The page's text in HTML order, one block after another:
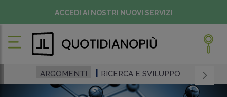
ACCEDI AI NOSTRI NUOVI SERVIZI
ARGOMENTI RICERCA E SVILUPPO